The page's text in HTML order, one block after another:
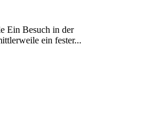
Ein Besuch in der
ein fester...